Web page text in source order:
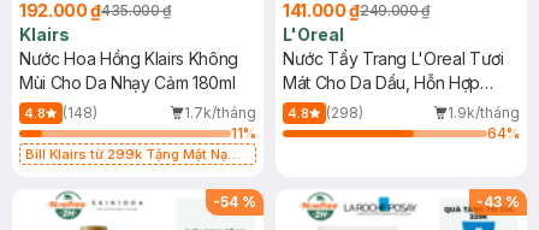
192.000 ₫435.000 ₫
Klairs
Nước Hoa Hồng Klairs Không
Mùi Cho Da Nhạy Cảm 180ml
4.8 (148)
1.7k/tháng
11%
Bill Klairs từ 299k Tặng Mặt Nạ
25ml (SL Có Hạn)
141.000 ₫249.000 ₫
L'Oreal
Nước Tẩy Trang L'Oreal Tươi
Mát Cho Da Dầu, Hỗn Hợp
400ml
4.8 (298)
1.9k/tháng
64%
-54 % -43 %